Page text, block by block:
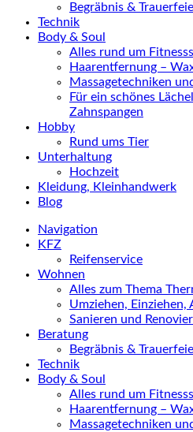
Begräbnis &
Technik
Body & Soul
Alles rund um
Haarentfernung –
Massagetechniken
Für ein schönes
Zahnspangen
Hobby
Rund ums Tier
Unterhaltung
Hochzeit
Kleidung, Kleinhandwerk
Blog
Navigation
KFZ
Reifenservice
Wohnen
Alles zum Thema
Umziehen, Einziehen,
Sanieren und
Beratung
Begräbnis &
Technik
Body & Soul
Alles rund um
Haarentfernung –
Massagetechniken